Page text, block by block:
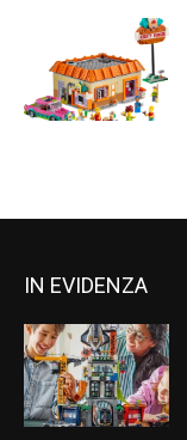
IN EVIDENZA